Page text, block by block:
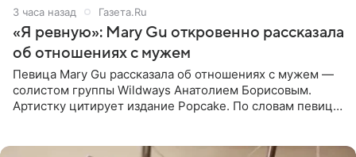
3 часа назад Газета.Ru
«Я ревную»: Mary Gu откровенно рассказала
об отношениях с мужем
Певица Mary Gu рассказала об отношениях с мужем —
солистом группы Wildways Анатолием Борисовым.
Артистку цитирует издание Popcake. По словам певицы,